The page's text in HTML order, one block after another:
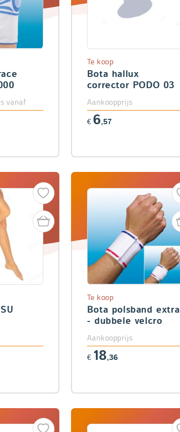
vanaf
Bota hallux
corrector PODO 03
Te koop
Aankoopprijs
€ 6,57
Bota polsband extra
- dubbele velcro
Te koop
Aankoopprijs
€ 18,36